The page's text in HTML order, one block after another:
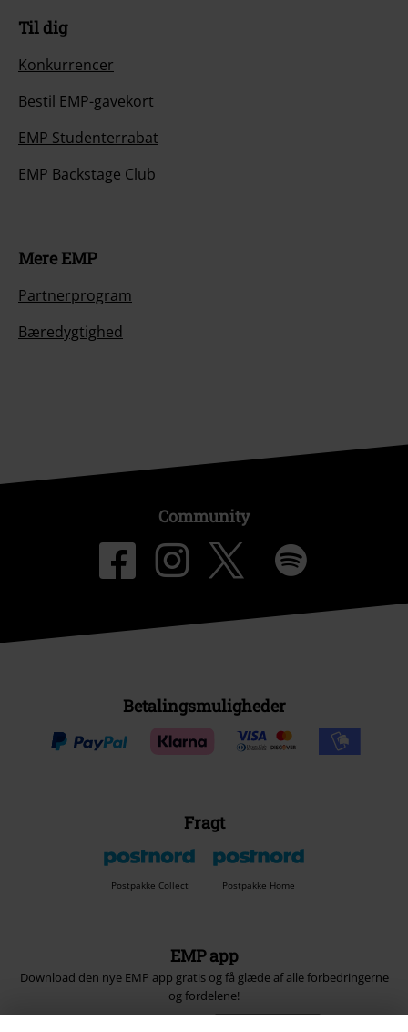
Til dig
Konkurrencer
Bestil EMP-gavekort
EMP Studenterrabat
EMP Backstage Club
Mere EMP
Partnerprogram
Bæredygtighed
Community
Betalingsmuligheder
Fragt
Postpakke Collect Postpakke Home
EMP app
Download den nye EMP app gratis og få glæde af alle forbedringerne
og fordelene!